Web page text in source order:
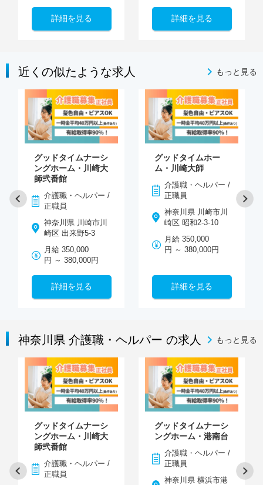
詳細を見る 詳細を見る
近くの似たような求人 もっと見る
グッドタイムナーシ
ングホーム・川崎大
師弐番館
介護職・ヘルパー /
正職員
神奈川県 川崎市川
崎区 出来野5-3
月給 350,000
円 ～ 380,000円
詳細を見る
グッドタイムホー
ム・川崎大師
介護職・ヘルパー /
正職員
神奈川県 川崎市川
崎区 昭和2-3-10
月給 350,000
円 ～ 380,000円
詳細を見る
神奈川県 介護職・ヘルパー の求人 もっと見る
グッドタイムナーシ
ングホーム・川崎大
師弐番館
介護職・ヘルパー /
正職員
グッドタイムナーシ
ングホーム・港南台
介護職・ヘルパー /
正職員
神奈川県 横浜市港